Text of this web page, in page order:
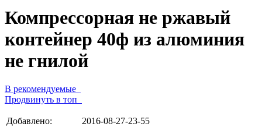
Компрессорная не ржавый
контейнер 40ф из алюминия
не гнилой
В рекомендуемые
Продвинуть в топ
Добавлено:
2016-08-27-23-55